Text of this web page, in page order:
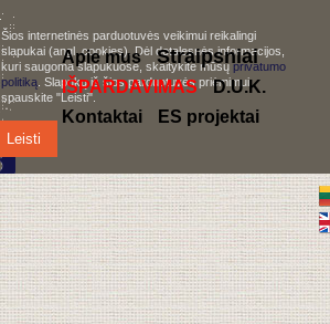
Šios internetinės parduotuvės veikimui reikalingi
slapukai (angl. cookies). Dėl detalesnės informacijos,
kuri saugoma slapukuose, skaitykite mūsųprivatumo
politiką . Slapukų iš šios parduotuvės priėmimui,
spauskite "Leisti".
Leisti
Apie mus Straipsniai
IŠPARDAVIMAS
D.U.K.
Kontaktai
ES projektai